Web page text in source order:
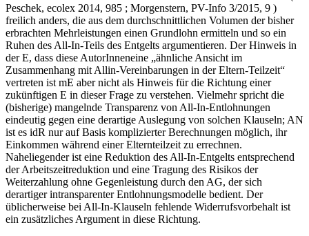
Peschek, ecolex 2014, 985 ; Morgenstern, PV-Info 3/2015, 9 )
freilich anders, die aus dem durchschnittlichen Volumen der bisher
erbrachten Mehrleistungen einen Grundlohn ermitteln und so ein
Ruhen des All-In-Teils des Entgelts argumentieren. Der Hinweis in
der E, dass diese AutorInneneine „ähnliche Ansicht im
Zusammenhang mit Allin-Vereinbarungen in der Eltern-Teilzeit“
vertreten ist mE aber nicht als Hinweis für die Richtung einer
zukünftigen E in dieser Frage zu verstehen. Vielmehr spricht die
(bisherige) mangelnde Transparenz von All-In-Entlohnungen
eindeutig gegen eine derartige Auslegung von solchen Klauseln; AN
ist es idR nur auf Basis komplizierter Berechnungen möglich, ihr
Einkommen während einer Elternteilzeit zu errechnen.
Naheliegender ist eine Reduktion des All-In-Entgelts entsprechend
der Arbeitszeitreduktion und eine Tragung des Risikos der
Weiterzahlung ohne Gegenleistung durch den AG, der sich
derartiger intransparenter Entlohnungsmodelle bedient. Der
üblicherweise bei All-In-Klauseln fehlende Widerrufsvorbehalt ist
ein zusätzliches Argument in diese Richtung.